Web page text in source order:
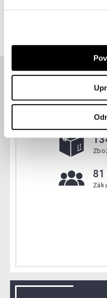
871 Kč
81